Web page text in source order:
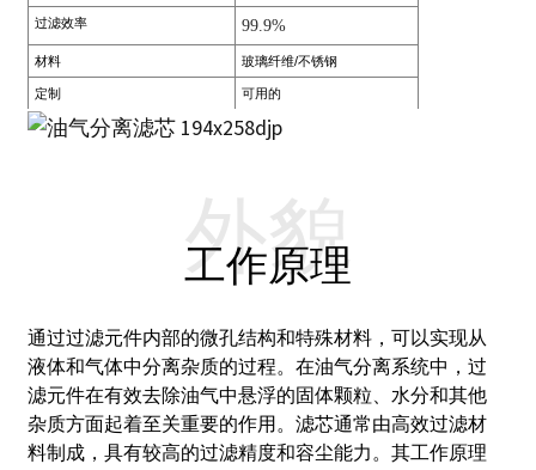
过滤效率 99.9%
材料 玻璃纤维/不锈钢
定制 可用的
工作原理
外貌
通过过滤元件内部的微孔结构和特殊材料，可以实现从
液体和气体中分离杂质的过程。 在油气分离系统中，过
滤元件在有效去除油气中悬浮的固体颗粒、水分和其他
杂质方面起着至关重要的作用。 滤芯通常由高效过滤材
料制成，具有较高的过滤精度和容尘能力。 其工作原理